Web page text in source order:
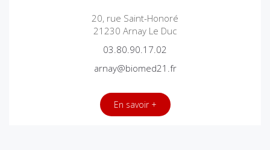
20, rue Saint-Honoré
21230 Arnay Le Duc
03.80.90.17.02
arnay@biomed21.fr
En savoir +